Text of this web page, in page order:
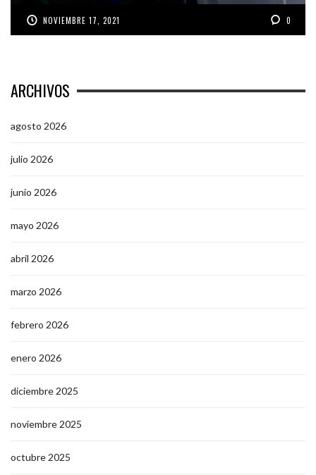
NOVIEMBRE 17, 2021 0
ARCHIVOS
agosto 2026
julio 2026
junio 2026
mayo 2026
abril 2026
marzo 2026
febrero 2026
enero 2026
diciembre 2025
noviembre 2025
octubre 2025